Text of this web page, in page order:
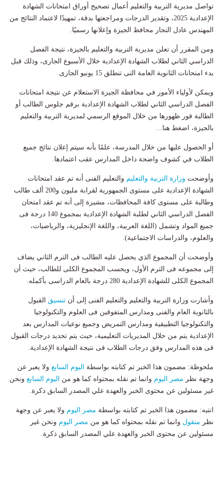
تواصل مديرية التربية والتعليم أعمال تصحيح أوراق امتحانات الشهادة
الإعدادية 2025، وتقدير الدرجات ومراجعتها بدقة، تمهيدًا لاعتماد النتائج من
المهندس عادل النجار محافظ الجيزة وإعلانها رسميًا.
ومن المقرر أن تعلن مديرية التربية والتعليم بالجيزة، نتيجة الفصل
الدراسي الثاني لطلاب الشهادة الإعدادية خلال الأسبوع الجارى، وذلك قبل
بدء امتحانات الثانوية العامة التى تنطلق 15 يونيو الجارى.
ويمكن لأولياء الأمور في محافظة الجيزة الاستعلام عن نتيجة امتحانات
الفصل الدراسي الثاني لطلاب الشهادة الإعدادية برقم جلوس الطالب أو
الطالبة فور ظهورها من خلال الموقع الرسمي لمديرية التربية والتعليم
بالجيزة، اضغط هنا…
أو الحصول عليها من خلال المدرسة، علمًا بأنه سيتم إعلان نتائج جميع
الطلاب في كشوف واضحة داخل المدارس عقب اعتمادها.
وأوضحت وزارة التربية والتعليم والتعليم الفنى أنه تم عقد امتحانات
الشهادة الإعدادية على مستوى الجمهورية لقرابة مليون و200 ألف طالب
وطالبة على مستوى كافة المحافظات، مشيرة إلى أنه تم عقد امتحان
الفصل الدراسي الثاني لطلبة الشهادة الإعدادية بمجموع 140 درجة فى
جميع المواد وتشمل (اللغة العربية، واللغة الإنجليزية، والرياضيات،
والعلوم، والدراسات الاجتماعية).
وأوضحت أن المجموع الذي يحصل عليه الطالب فى الترم الثاني يضاف
إلى مجموعه فى الترم الأول، ويحسب المجموع الكلى للطالب، حيث أن
المجموع الكلى للشهادة الإعدادية 280 درجة بالعام الدراسى بأكمله.
وأشارت وزارة التربية والتعليم والتعليم الفنى إلى أن تنسيق القبول
بالثانوية العام والفنى ومدارس المتفوقين فى العلوم والتكنولوجيا
والتكنولوجيا التطبيقية ومدارس التمريض وجميع نوعيات المدارس بعد
الإعدادية يتم من خلال المديريات التعليمية، حيث يتم تحديد درجات القبول
فى هذه المدارس وفق درجات الطلاب فى نتيجة الشهادة الإعدادية.
ملحوظة: مضمون هذا الخبر تم كتابته بواسطة اليوم السابع ولا يعبر عن
وجهة نظر مصر اليوم وانما تم نقله بمحتواه كما هو من اليوم السابع ونحن
غير مسئولين عن محتوى الخبر والعهدة علي المصدر السابق ذكرة.
انتبه: مضمون هذا الخبر تم كتابته بواسطة مصر اليوم ولا يعبر عن وجهة
نظر منقول وانما تم نقله بمحتواه كما هو من مصر اليوم ونحن غير
مسئولين عن محتوى الخبر والعهدة علي المصدر السابق ذكرة.